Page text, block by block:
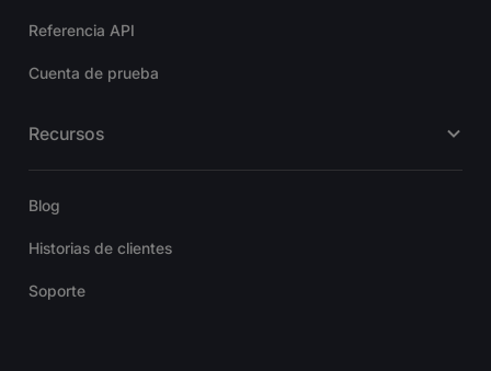
Referencia API
Cuenta de prueba
Recursos
Blog
Historias de clientes
Soporte